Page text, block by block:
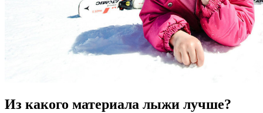
Из какого материала лыжи лучше?